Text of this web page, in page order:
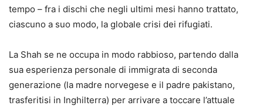
tempo – fra i dischi che negli ultimi mesi hanno trattato,
ciascuno a suo modo, la globale crisi dei rifugiati.
La Shah se ne occupa in modo rabbioso, partendo dalla
sua esperienza personale di immigrata di seconda
generazione (la madre norvegese e il padre pakistano,
trasferitisi in Inghilterra) per arrivare a toccare l’attuale